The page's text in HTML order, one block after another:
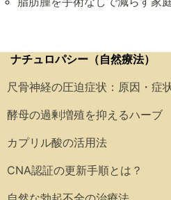
ナチュロパシー（自然療法）
尺骨神経の圧迫症状：原因・症
酵母の過剰増殖を抑えるハーブ
カプリル酸の活用法
CNA認証の更新手順とは？